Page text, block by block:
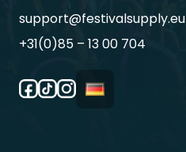
support@festivalsupply.eu
+31(0)85 – 13 00 704